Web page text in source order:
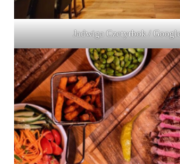
Jadwiga Czetyrbok /